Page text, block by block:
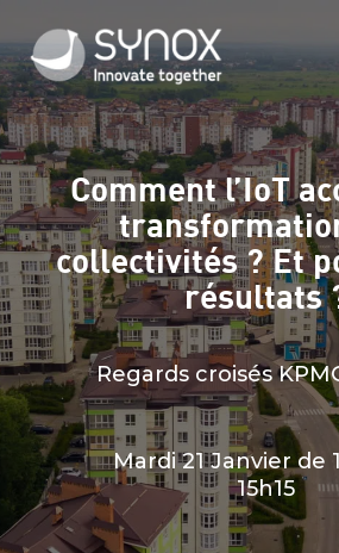
Comment l’IoT
collectivités ? Et
résultats
Regards croisés
Mardi 21 Janvier de
15h15